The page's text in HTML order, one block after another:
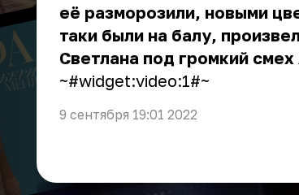
её разморозили, новыми
таки были на балу,
Светлана под громкий
~#widget:video:1#~
9 сентября 19:01 2022